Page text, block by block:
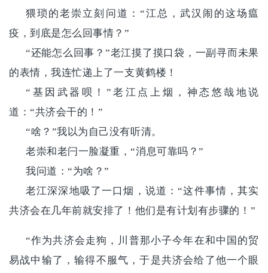
猥琐的老崇立刻问道：“江总，武汉闹的这场瘟
疫，到底是怎么回事情？”
“还能怎么回事？”老江摸了摸口袋，一副寻而未果
的表情，我连忙递上了一支黄鹤楼！
“基因武器呗！”老江点上烟，神态悠哉地说
道：“共济会干的！”
“啥？”我以为自己没有听清。
老崇和老闩一脸凝重，“消息可靠吗？”
我问道：“为啥？”
老江深深地吸了一口烟，说道：“这件事情，其实
共济会在几年前就安排了！他们是有计划有步骤的！”
“作为共济会走狗，川普那小子今年在和中国的贸
易战中输了，输得不服气，于是共济会给了他一个眼